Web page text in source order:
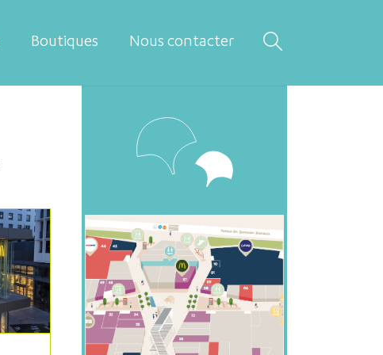
Boutiques Nous contacter